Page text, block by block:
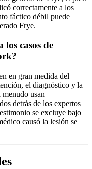
correctamente a los
fáctico débil puede
Frye.
los casos de
en gran medida del
el diagnóstico y la
usan
detrás de los expertos
se excluye bajo
causó la lesión se